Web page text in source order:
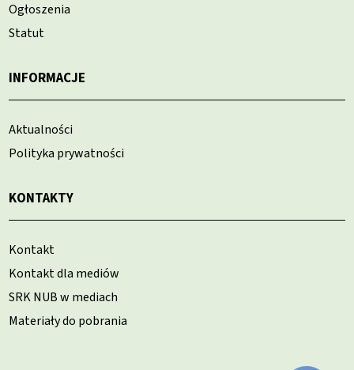
Ogłoszenia
Statut
INFORMACJE
Aktualności
Polityka prywatności
KONTAKTY
Kontakt
Kontakt dla mediów
SRK NUB w mediach
Materiały do pobrania